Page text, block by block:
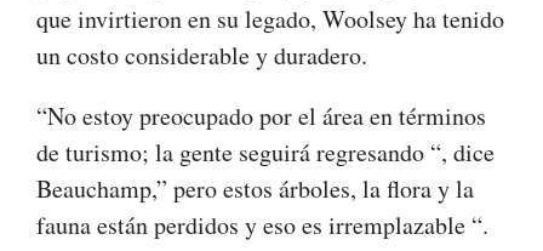
que invirtieron en su legado, Woolsey ha tenido
un costo considerable y duradero.
“No estoy preocupado por el área en términos
de turismo; la gente seguirá regresando “, dice
Beauchamp,” pero estos árboles, la flora y la
fauna están perdidos y eso es irremplazable “.